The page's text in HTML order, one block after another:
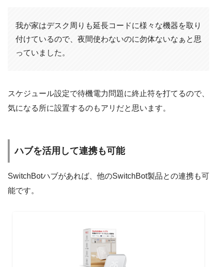
我が家はデスク周りも延長コードに様々な機器を取り
付けているので、夜間使わないのに勿体ないなぁと思
っていました。
スケジュール設定で待機電力問題に終止符を打てるので、
気になる所に設置するのもアリだと思います。
ハブを活用して連携も可能
SwitchBotハブがあれば、他のSwitchBot製品との連携も可
能です。